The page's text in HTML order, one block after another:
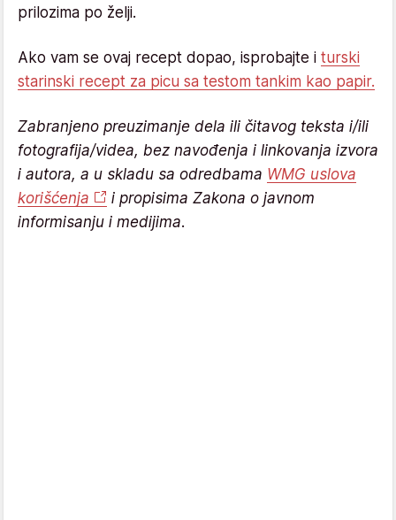
prilozima po želji.
Ako vam se ovaj recept dopao, isprobajte i turski
starinski recept za picu sa testom tankim kao papir.
Zabranjeno preuzimanje dela ili čitavog teksta i/ili
fotografija/videa, bez navođenja i linkovanja izvora
i autora, a u skladu sa odredbama WMG uslova
korišćenja
i propisima Zakona o javnom
informisanju i medijima.